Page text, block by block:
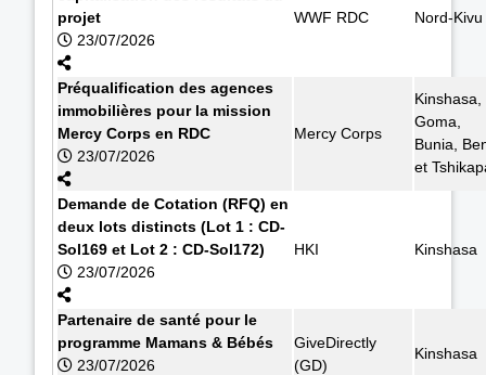
projet
23/07/2026
WWF RDC Nord-Kivu
Préqualification des agences
immobilières pour la mission
Mercy Corps en RDC
23/07/2026
Mercy Corps
Kinshasa,
Goma,
Bunia,
et
Demande de Cotation (RFQ) en
deux lots distincts (Lot 1 : CD-
Sol169 et Lot 2 : CD-Sol172)
23/07/2026
HKI Kinshasa
Partenaire de santé pour le
programme Mamans & Bébés
23/07/2026
GiveDirectly
(GD)
Kinshasa